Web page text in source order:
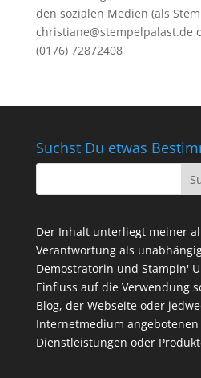
den sozialen Medien (als
christiane@stempelpalast.de
(0176) 72872408
Suchst Du etwas
Der Inhalt unterliegt meiner
Verantwortung als
Demostratorin und Stampin'
Einfluss auf die Verwendung
Blog, der Webseite oder
Internetmedium angebotenen
Dienstleistungen oder